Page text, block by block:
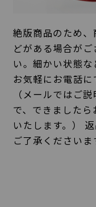
絶版商品のため
どがある場合が
い。細かい状態
お気軽にお電話に
（メールではご
で、できました
いたします。）
ご了承くださいま